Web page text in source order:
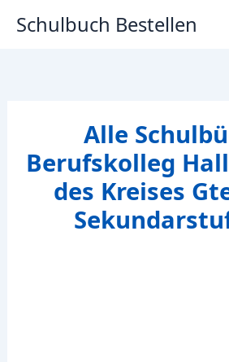
InhaltSchulbuch Bestellen
Alle
Berufskolleg
des Kreises